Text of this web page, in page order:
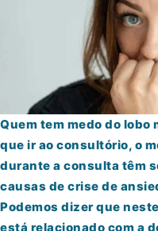
Quem tem medo do
que ir ao consultório, o
durante a consulta têm
causas de crise de
Podemos dizer que
está relacionado com a